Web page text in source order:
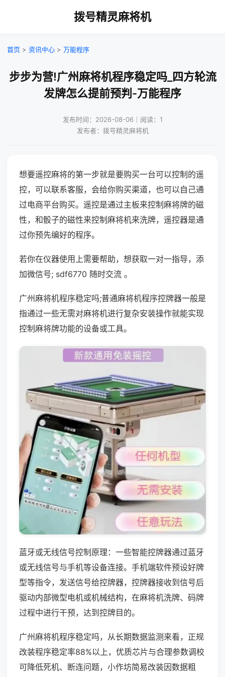
拨号精灵麻将机
首页 > 资讯中心 > 万能程序
步步为营!广州麻将机程序稳定吗_四方轮流
发牌怎么提前预判-万能程序
发布时间：2026-08-06｜阅读：1
发布者：拨号精灵麻将机
想要遥控麻将的第一步就是要购买一台可以控制的遥
控，可以联系客服，会给你购买渠道，也可以自己通
过电商平台购买。遥控是通过主板来控制麻将牌的磁
性，和骰子的磁性来控制麻将机来洗牌，遥控器是通
过你预先编好的程序。
若你在仪器使用上需要帮助，想获取一对一指导，添
加微信号; sdf6770 随时交流 。
广州麻将机程序稳定吗;普通麻将机程序控牌器一般是
指通过一些无需对麻将机进行复杂安装操作就能实现
控制麻将牌功能的设备或工具。
蓝牙或无线信号控制原理：一些智能控牌器通过蓝牙
或无线信号与手机等设备连接。手机端软件预设好牌
型等指令，发送信号给控牌器，控牌器接收到信号后
驱动内部微型电机或机械结构，在麻将机洗牌、码牌
过程中进行干预，达到控牌目的。
广州麻将机程序稳定吗，从长期数据监测来看，正规
改装程序稳定率88%以上，优质芯片与合理参数调校
可降低死机、断连问题，小作坊简易改装因数据粗